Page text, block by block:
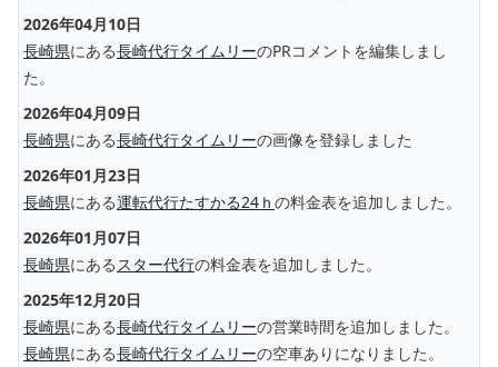
2026年04月10日
長崎県にある長崎代行タイムリーのPRコメントを編集しまし
た。
2026年04月09日
長崎県にある長崎代行タイムリーの画像を登録しました
2026年01月23日
長崎県にある運転代行たすかる24ｈ の料金表を追加しました。
2026年01月07日
長崎県にある スター代行の料金表を追加しました。
2025年12月20日
長崎県にある長崎代行タイムリーの営業時間を追加しました。
長崎県にある長崎代行タイムリーの空車ありになりました。